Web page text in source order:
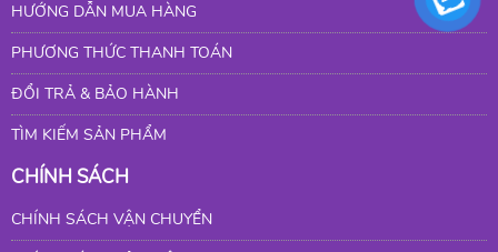
HƯỚNG DẪN MUA HÀNG
PHƯƠNG THỨC THANH TOÁN
ĐỔI TRẢ & BẢO HÀNH
TÌM KIẾM SẢN PHẨM
CHÍNH SÁCH
CHÍNH SÁCH VẬN CHUYỂN